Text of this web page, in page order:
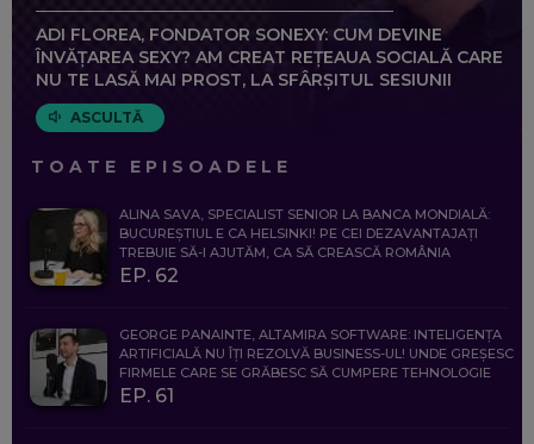
ADI FLOREA, FONDATOR SONEXY: CUM DEVINE
ÎNVĂȚAREA SEXY? AM CREAT REȚEAUA SOCIALĂ CARE
NU TE LASĂ MAI PROST, LA SFÂRȘITUL SESIUNII
ASCULTĂ
TOATE EPISOADELE
ALINA SAVA, SPECIALIST SENIOR LA BANCA MONDIALĂ:
BUCUREȘTIUL E CA HELSINKI! PE CEI DEZAVANTAJAȚI
TREBUIE SĂ-I AJUTĂM, CA SĂ CREASCĂ ROMÂNIA
EP. 62
GEORGE PANAINTE, ALTAMIRA SOFTWARE: INTELIGENȚA
ARTIFICIALĂ NU ÎȚI REZOLVĂ BUSINESS-UL! UNDE GREȘESC
FIRMELE CARE SE GRĂBESC SĂ CUMPERE TEHNOLOGIE
EP. 61